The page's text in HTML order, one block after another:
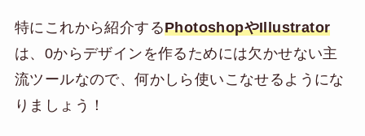
特にこれから紹介するPhotoshopやIllustrator
は、0からデザインを作るためには欠かせない主
流ツールなので、何かしら使いこなせるようにな
りましょう！